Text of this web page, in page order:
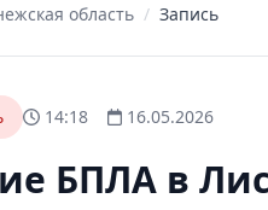
область / Запись
14:18 16.05.2026
БПЛА в